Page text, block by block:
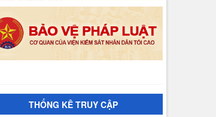
THỐNG KÊ TRUY CẬP